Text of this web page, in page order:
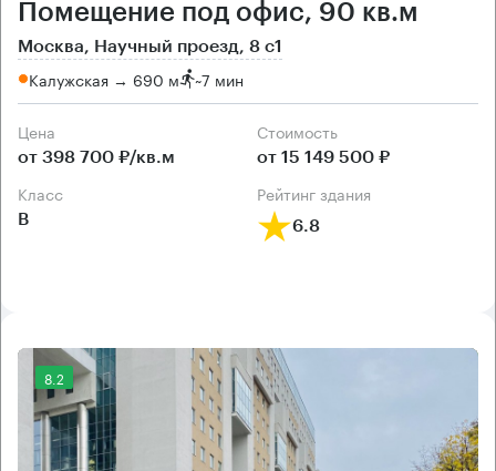
Помещение под офис, 90 кв.м
Москва, Научный проезд, 8 с1
Калужская → 690 м ~7 мин
Цена
от 398 700 ₽/кв.м
Cтоимость
от 15 149 500 ₽
класс
B
рейтинг здания
6.8
8.2